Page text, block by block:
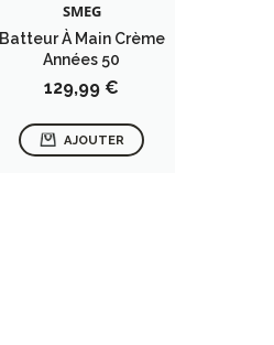
SMEG
Batteur À Main Crème
Années 50
Prix
129,99 €
AJOUTER